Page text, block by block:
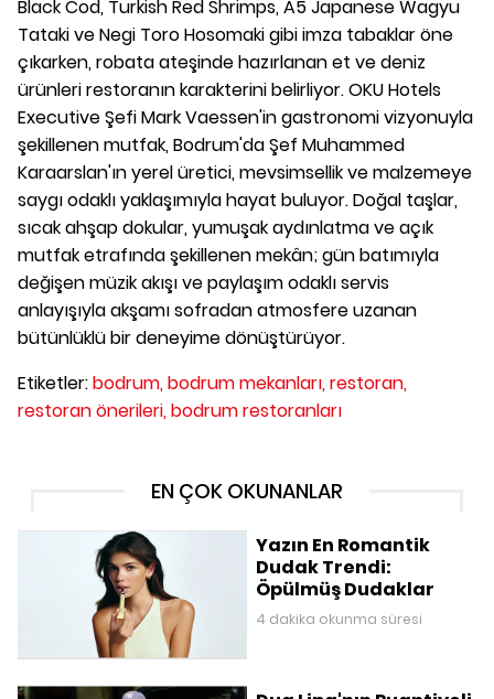
Black Cod, Turkish Red Shrimps, A5 Japanese Wagyu
Tataki ve Negi Toro Hosomaki gibi imza tabaklar öne
çıkarken, robata ateşinde hazırlanan et ve deniz
ürünleri restoranın karakterini belirliyor. OKU Hotels
Executive Şefi Mark Vaessen'in gastronomi vizyonuyla
şekillenen mutfak, Bodrum'da Şef Muhammed
Karaarslan'ın yerel üretici, mevsimsellik ve malzemeye
saygı odaklı yaklaşımıyla hayat buluyor. Doğal taşlar,
sıcak ahşap dokular, yumuşak aydınlatma ve açık
mutfak etrafında şekillenen mekân; gün batımıyla
değişen müzik akışı ve paylaşım odaklı servis
anlayışıyla akşamı sofradan atmosfere uzanan
bütünlüklü bir deneyime dönüştürüyor.
Etiketler:bodrum,bodrum mekanları,restoran,
restoran önerileri,bodrum restoranları
EN ÇOK OKUNANLAR
Yazın En Romantik
Dudak Trendi:
Öpülmüş Dudaklar
4 dakika okunma süresi